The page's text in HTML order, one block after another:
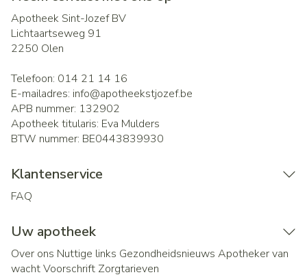
Apotheek Sint-Jozef BV
Lichtaartseweg 91
2250 Olen
Telefoon: 014 21 14 16
E-mailadres: info@apotheekstjozef.be
APB nummer: 132902
Apotheek titularis: Eva Mulders
BTW nummer: BE0443839930
Klantenservice
FAQ
Uw apotheek
Over ons Nuttige links Gezondheidsnieuws Apotheker van
wachtVoorschrift Zorgtarieven